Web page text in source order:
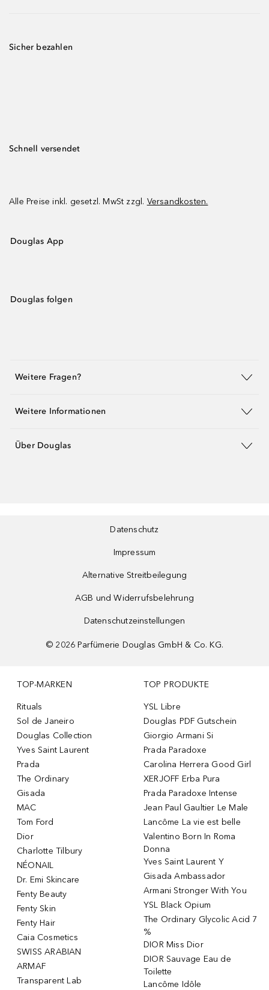
Sicher bezahlen
Schnell versendet
Alle Preise inkl. gesetzl. MwSt zzgl. Versandkosten.
Douglas App
Douglas folgen
Weitere Fragen?
Weitere Informationen
Über Douglas
Datenschutz
Impressum
Alternative Streitbeilegung
AGB und Widerrufsbelehrung
Datenschutzeinstellungen
© 2026 Parfümerie Douglas GmbH & Co. KG.
TOP-MARKEN
Rituals
Sol de Janeiro
Douglas Collection
Yves Saint Laurent
Prada
The Ordinary
Gisada
MAC
Tom Ford
Dior
Charlotte Tilbury
NÉONAIL
Dr. Emi Skincare
Fenty Beauty
Fenty Skin
Fenty Hair
Caia Cosmetics
SWISS ARABIAN
ARMAF
Transparent Lab
TOP PRODUKTE
YSL Libre
Douglas PDF Gutschein
Giorgio Armani Si
Prada Paradoxe
Carolina Herrera Good Girl
XERJOFF Erba Pura
Prada Paradoxe Intense
Jean Paul Gaultier Le Male
Lancôme La vie est belle
Valentino Born In Roma
Donna
Yves Saint Laurent Y
Gisada Ambassador
Armani Stronger With You
YSL Black Opium
The Ordinary Glycolic Acid 7
%
DIOR Miss Dior
DIOR Sauvage Eau de
Toilette
Lancôme Idôle